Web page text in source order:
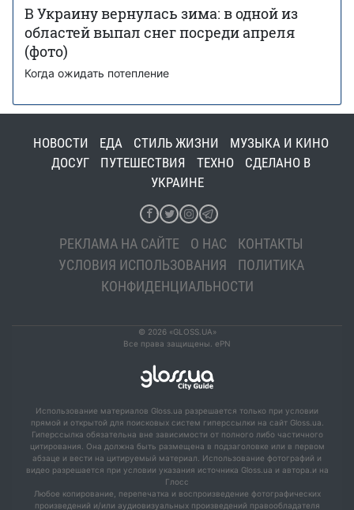
В Украину вернулась зима: в одной из
областей выпал снег посреди апреля
(фото)
Когда ожидать потепление
НОВОСТИ ЕДА СТИЛЬ ЖИЗНИ
МУЗЫКА И КИНО
ДОСУГ
ПУТЕШЕСТВИЯ ТЕХНО
СДЕЛАНО В
УКРАИНЕ
РЕКЛАМА НА САЙТЕ О НАС
КОНТАКТЫ
УСЛОВИЯ ИСПОЛЬЗОВАНИЯ
ПОЛИТИКА
КОНФИДЕНЦИАЛЬНОСТИ
© 2026 «GLOSS.UA»
Все права защищены. ePN
Использование материалов Gloss.ua разрешается только при условии
прямой и открытой для поисковых систем гиперссылки на сайт Gloss.ua.
Гиперссылка обязательна вне зависимости от полного либо частичного
цитирования. Она должна быть размещена в подзаголовке или в первом
абзаце и вести на цитируемый материал. Использование фотографий и
видео разрешается при условии указания источника Gloss.ua и автора.и на
Глосс
Любое копирование, перепечатка и воспроизведение фотографических
произведений и/или аудиовизуальных произведений правообладателя